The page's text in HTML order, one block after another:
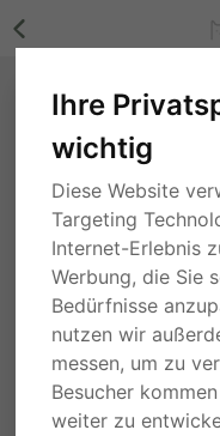
Ihre
wichtig
Diese Website
Targeting
Internet-Erlebnis
Werbung, die Sie
Bedürfnisse
nutzen wir
messen, um zu
Besucher
weiter zu